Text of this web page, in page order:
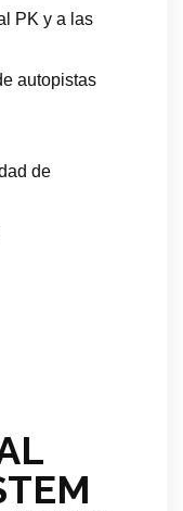
PK y a las
autopistas
de